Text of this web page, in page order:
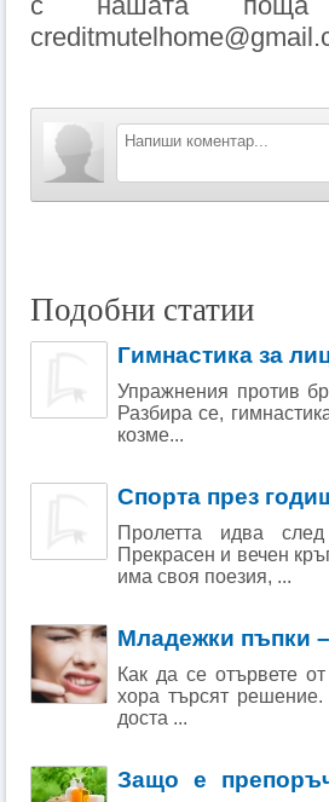
Подобни статии
Гимнастика за
Упражнения против
Разбира се,
козме...
Спорта през
Пролетта идва
Прекрасен и вечен
има своя поезия, ...
Младежки пъпки
Как да се отървете
хора търсят
доста ...
Защо е